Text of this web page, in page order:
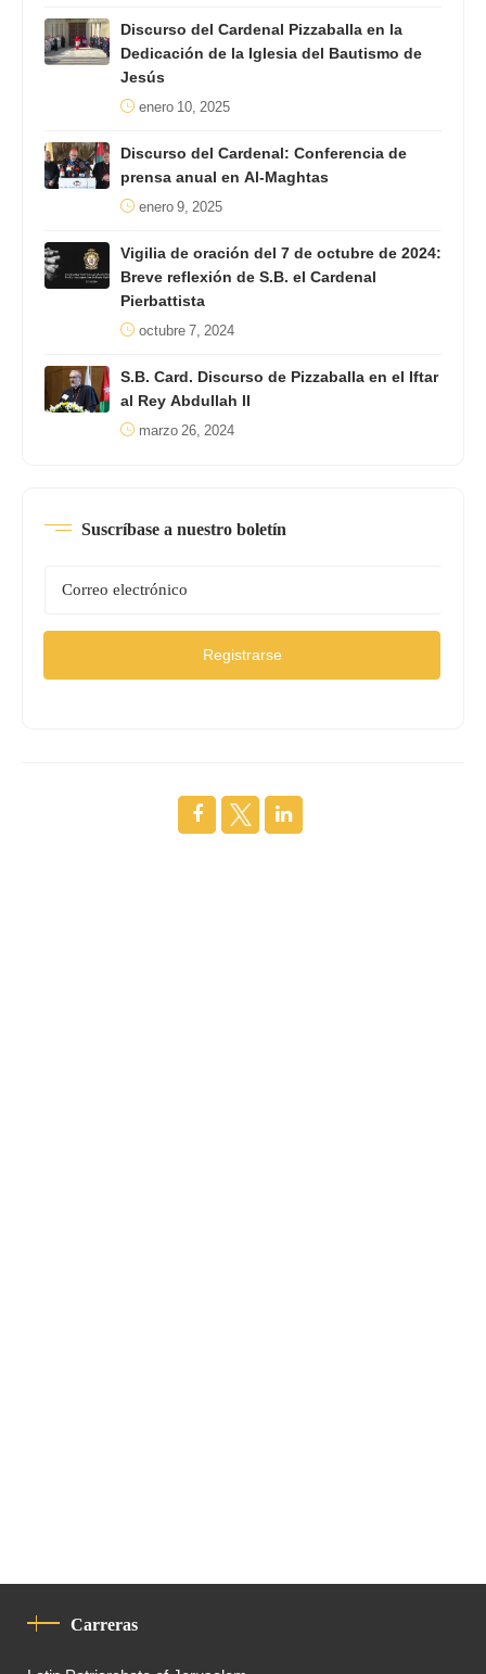
Discurso del Cardenal Pizzaballa en la
Dedicación de la Iglesia del Bautismo de
Jesús
enero 10, 2025
Discurso del Cardenal: Conferencia de
prensa anual en Al-Maghtas
enero 9, 2025
Vigilia de oración del 7 de octubre de 2024:
Breve reflexión de S.B. el Cardenal
Pierbattista
octubre 7, 2024
S.B. Card. Discurso de Pizzaballa en el Iftar
al Rey Abdullah II
marzo 26, 2024
Suscríbase a nuestro boletín
Registrarse
Carreras